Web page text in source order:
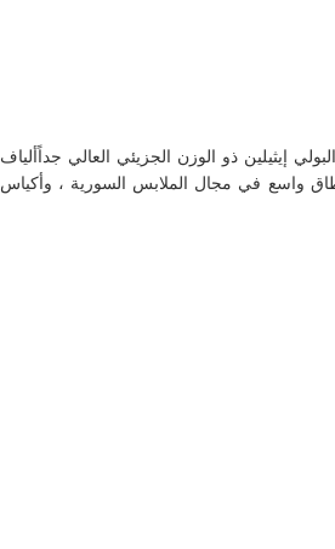
إيثيلين ذو الوزن الجزيئي العالي جداًألياف
واسع في مجال الملابس السورية ، وأكياس